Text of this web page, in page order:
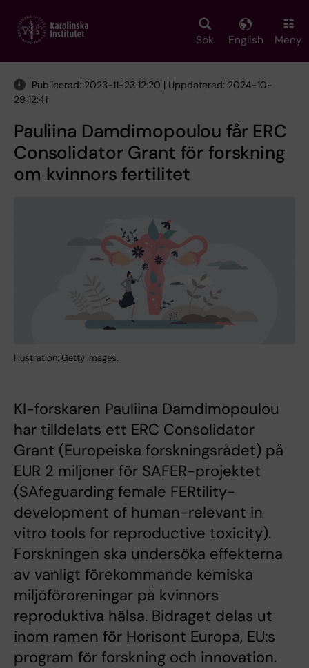
main
Sök English Meny
Publicerad: 2023-11-23 12:20 | Uppdaterad: 2024-10-
29 12:41
Pauliina Damdimopoulou får ERC
Consolidator Grant för forskning
om kvinnors fertilitet
Illustration: Getty Images.
KI-forskaren Pauliina Damdimopoulou
har tilldelats ett ERC Consolidator
Grant (Europeiska forskningsrådet) på
EUR 2 miljoner för SAFER-projektet
(SAfeguarding female FERtility-
development of human-relevant in
vitro tools for reproductive toxicity).
Forskningen ska undersöka effekterna
av vanligt förekommande kemiska
miljöföroreningar på kvinnors
reproduktiva hälsa. Bidraget delas ut
inom ramen för Horisont Europa, EU:s
program för forskning och innovation.